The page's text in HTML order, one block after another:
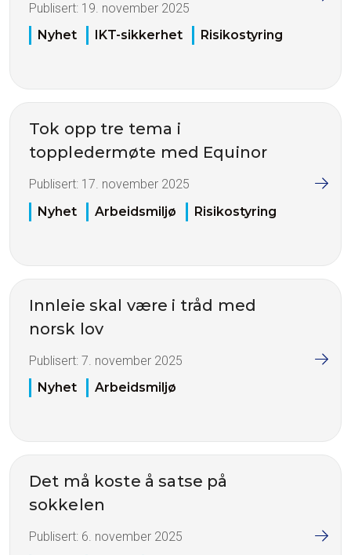
Publisert: 19. november 2025
Nyhet
IKT-sikkerhet Risikostyring
Tok opp tre tema i
toppledermøte med Equinor
Publisert: 17. november 2025
Nyhet
Arbeidsmiljø Risikostyring
Innleie skal være i tråd med
norsk lov
Publisert: 7. november 2025
Nyhet
Arbeidsmiljø
Det må koste å satse på
sokkelen
Publisert: 6. november 2025